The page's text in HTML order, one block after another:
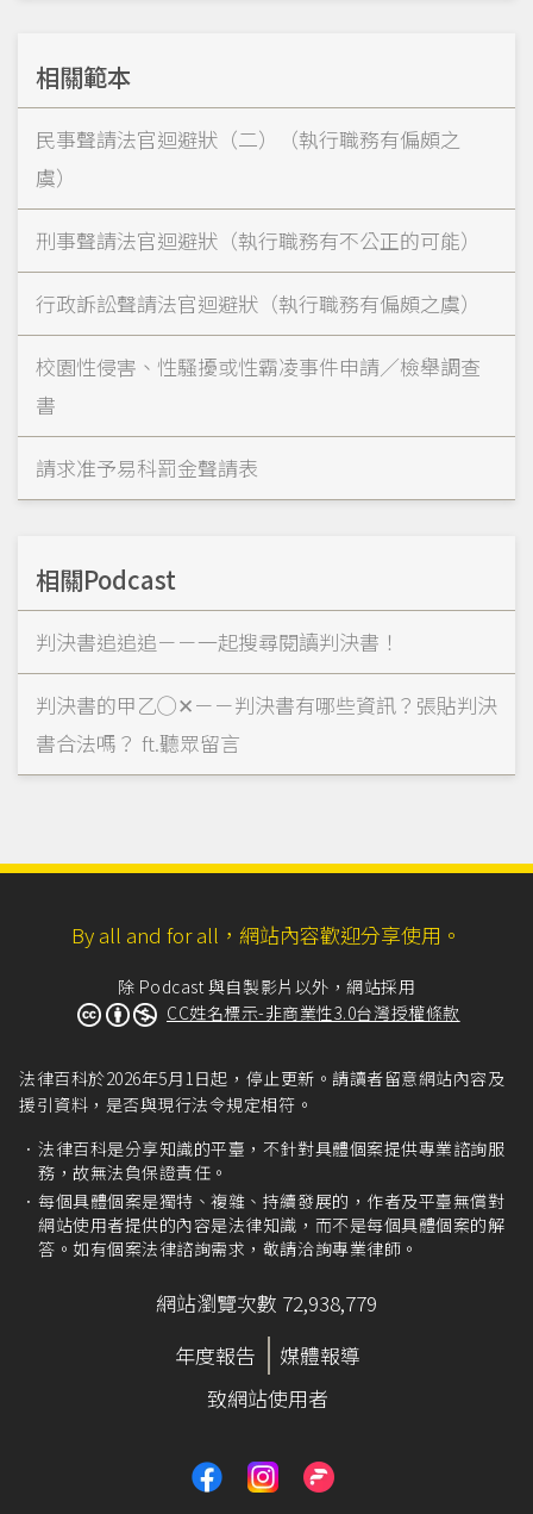
相關範本
民事聲請法官迴避狀（二）（執行職務有偏頗之
虞）
刑事聲請法官迴避狀（執行職務有不公正的可能）
行政訴訟聲請法官迴避狀（執行職務有偏頗之虞）
校園性侵害、性騷擾或性霸凌事件申請／檢舉調查
書
請求准予易科罰金聲請表
相關Podcast
判決書追追追－－一起搜尋閱讀判決書！
判決書的甲乙◯✕－－判決書有哪些資訊？張貼判決
書合法嗎？ ft.聽眾留言
By all and for all，網站內容歡迎分享使用。
除 Podcast 與自製影片以外，網站採用
CC姓名標示-非商業性3.0台灣授權條款
法律百科於2026年5月1日起，停止更新。請讀者留意網站內容及
援引資料，是否與現行法令規定相符。
法律百科是分享知識的平臺，不針對具體個案提供專業諮詢服
務，故無法負保證責任。
每個具體個案是獨特、複雜、持續發展的，作者及平臺無償對
網站使用者提供的內容是法律知識，而不是每個具體個案的解
答。如有個案法律諮詢需求，敬請洽詢專業律師。
網站瀏覽次數 72,938,779
年度報告
媒體報導
致網站使用者